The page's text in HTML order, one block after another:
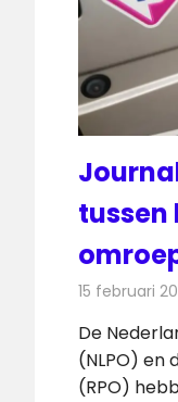
tussen
15 februari
De
(NLPO) en
(RPO)